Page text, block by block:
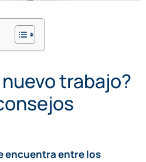
trabajo?
encuentra entre los